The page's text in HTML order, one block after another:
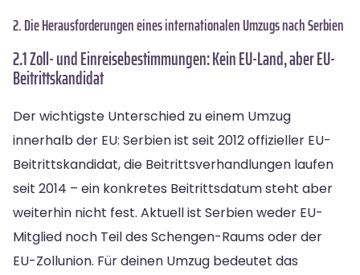
2. Die Herausforderungen eines internationalen Umzugs nach Serbien
2.1 Zoll- und Einreisebestimmungen: Kein EU-Land, aber EU-
Beitrittskandidat
Der wichtigste Unterschied zu einem Umzug
innerhalb der EU: Serbien ist seit 2012 offizieller EU-
Beitrittskandidat, die Beitrittsverhandlungen laufen
seit 2014 – ein konkretes Beitrittsdatum steht aber
weiterhin nicht fest. Aktuell ist Serbien weder EU-
Mitglied noch Teil des Schengen-Raums oder der
EU-Zollunion. Für deinen Umzug bedeutet das